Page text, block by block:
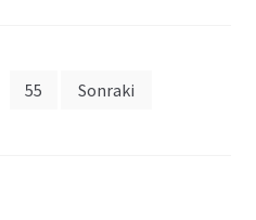
55 Sonraki